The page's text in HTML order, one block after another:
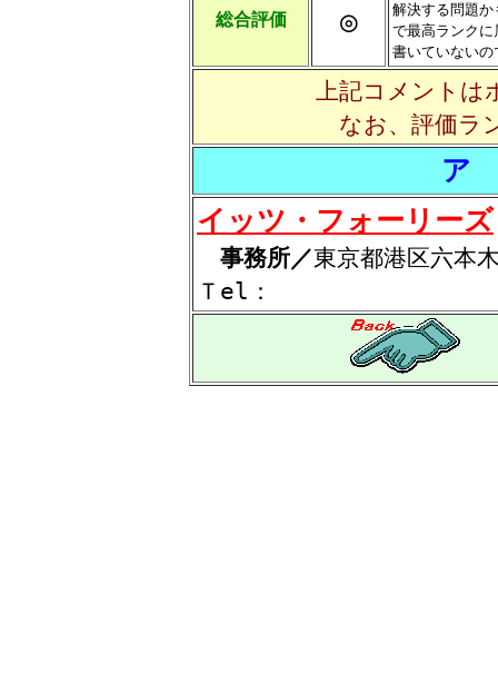
総合評価 ◎
解決する問題
で最高ランク
書いていないの
上記コメントは
なお、評価ラ
ア
イッツ・フォーリーズ
事務所／東京都港区六
Ｔel：